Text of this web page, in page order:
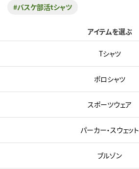
#バスケ部活tシャツ
アイテムを選ぶ
Tシャツ
ポロシャツ
スポーツウェア
パーカー・スウェット
ブルゾン